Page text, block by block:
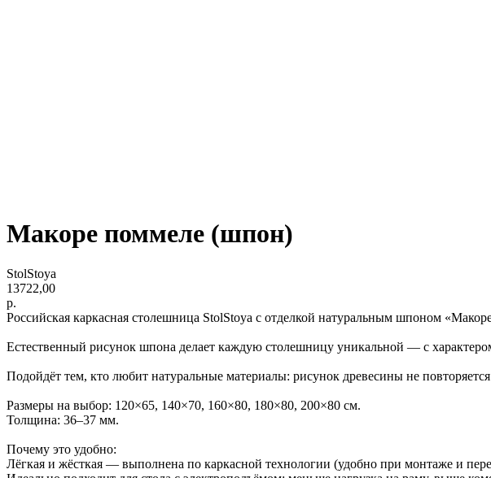
Макоре поммеле (шпон)
StolStoya
13722,00
р.
Российская каркасная столешница StolStoya с отделкой натуральным шпоном
Естественный рисунок шпона делает каждую столешницу уникальной — с
Подойдёт тем, кто любит натуральные материалы: рисунок древесины не
Размеры на выбор: 120×65, 140×70, 160×80, 180×80, 200×80 см.
Толщина: 36–37 мм.
Почему это удобно:
Лёгкая и жёсткая — выполнена по каркасной технологии (удобно при монтаже и